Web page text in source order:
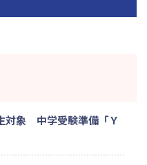
対象 中学受験準備「Ｙ